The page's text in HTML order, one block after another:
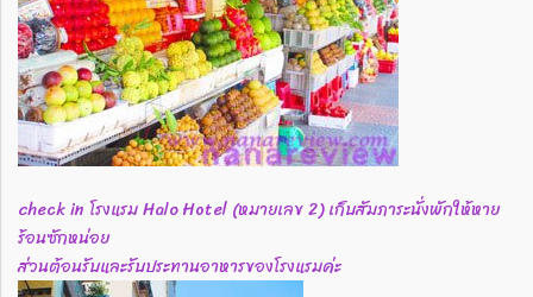
check in โรงแรม Halo Hotel (หมายเลข 2) เก็บสัมภาระนั่งพักให้หาย
ร้อนซักหน่อย
ส่วนต้อนรับและรับประทานอาหารของโรงแรมค่ะ